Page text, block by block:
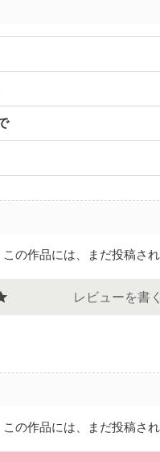
この作品には、まだ投稿され
レビューを書く
この作品には、まだ投稿され